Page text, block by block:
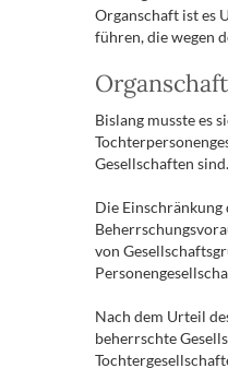
Organschaft ist es
führen, die wegen
Bislang musste es
Gesellschaften sind.
Die
von
Nach dem Urteil
beherrschte